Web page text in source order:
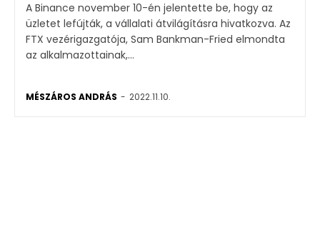
A Binance november 10-én jelentette be, hogy az
üzletet lefújták, a vállalati átvilágításra hivatkozva. Az
FTX vezérigazgatója, Sam Bankman-Fried elmondta
az alkalmazottainak,...
MÉSZÁROS ANDRÁS - 2022.11.10.